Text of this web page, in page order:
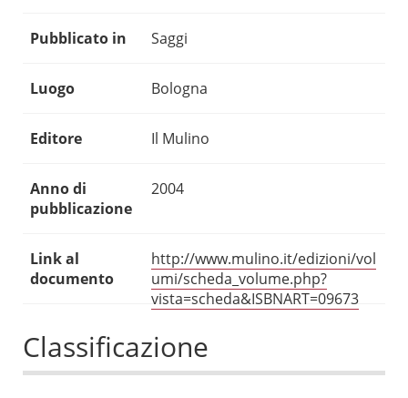
Pubblicato in Saggi
Luogo Bologna
Editore Il Mulino
Anno di
pubblicazione
2004
Link al
documento
http://www.mulino.it/edizioni/vol
umi/scheda_volume.php?
vista=scheda&ISBNART=09673
Classificazione